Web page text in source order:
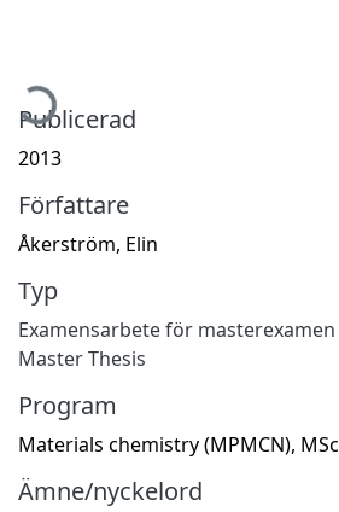
Publicerad
2013
Författare
Åkerström, Elin
Typ
Examensarbete för masterexamen
Master Thesis
Program
Materials chemistry (MPMCN), MSc
Ämne/nyckelord